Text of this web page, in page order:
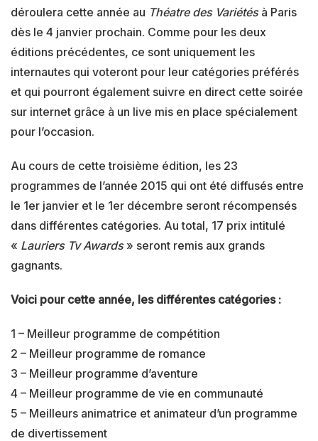
déroulera cette année au Théatre des Variétésà Paris
dès le 4 janvier prochain. Comme pour les deux
éditions précédentes, ce sont uniquement les
internautes qui voteront pour leur catégories préférés
et qui pourront également suivre en direct cette soirée
sur internet grâce à un live mis en place spécialement
pour l’occasion.
Au cours de cette troisième édition, les 23
programmes de l’année 2015 qui ont été diffusés entre
le 1er janvier et le 1er décembre seront récompensés
dans différentes catégories. Au total, 17 prix intitulé
« Lauriers Tv Awards» seront remis aux grands
gagnants.
Voici pour cette année, les différentes catégories :
1 – Meilleur programme de compétition
2 – Meilleur programme de romance
3 – Meilleur programme d’aventure
4 – Meilleur programme de vie en communauté
5 – Meilleurs animatrice et animateur d’un programme
de divertissement